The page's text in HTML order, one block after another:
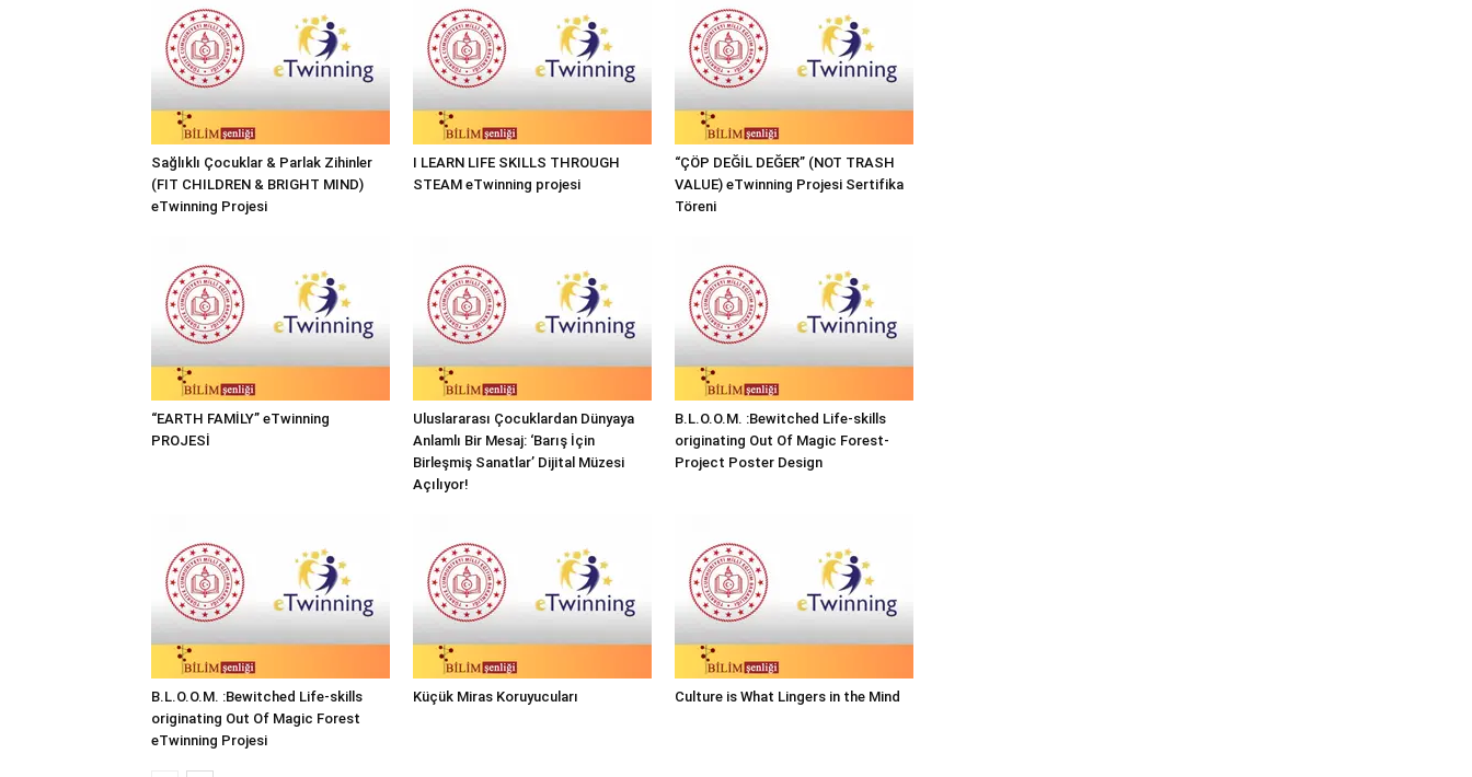
Sağlıklı Çocuklar & Parlak Zihinler
(FIT CHILDREN & BRIGHT MIND)
eTwinning Projesi
I LEARN LIFE SKILLS THROUGH
STEAM eTwinning projesi
“ÇÖP DEĞİL DEĞER” (NOT TRASH
VALUE) eTwinning Projesi Sertifika
Töreni
“EARTH FAMİLY” eTwinning
PROJESİ
Uluslararası Çocuklardan Dünyaya
Anlamlı Bir Mesaj: ‘Barış İçin
Birleşmiş Sanatlar’ Dijital Müzesi
Açılıyor!
B.L.O.O.M. :Bewitched Life-skills
originating Out Of Magic Forest-
Project Poster Design
B.L.O.O.M. :Bewitched Life-skills
originating Out Of Magic Forest
eTwinning Projesi
Küçük Miras Koruyucuları Culture is What Lingers in the Mind